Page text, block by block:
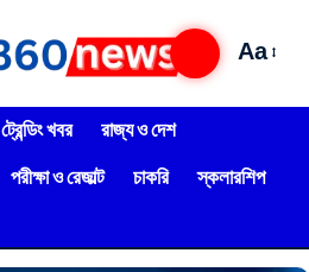
Aa
ট্রেন্ডিং খবর
রাজ্য ও দেশ
পরীক্ষা ও রেজাল্ট চাকরি
স্কলারশিপ